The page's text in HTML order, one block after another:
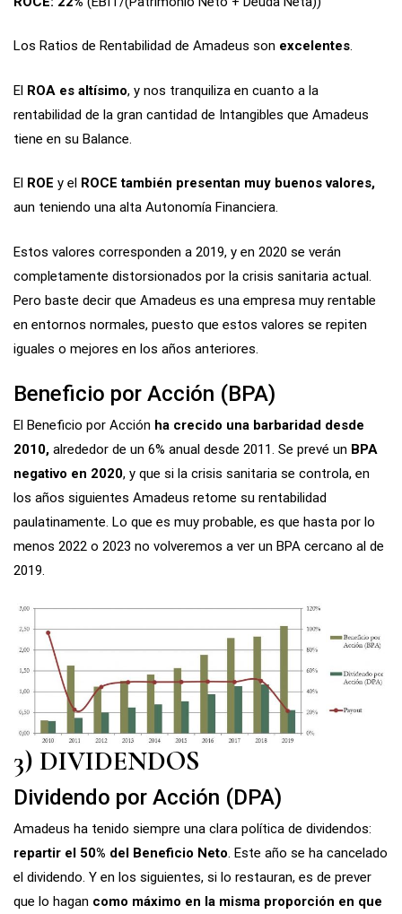
Los Ratios de Rentabilidad de Amadeus son excelentes.
El ROA es altísimo, y nos tranquiliza en cuanto a la
rentabilidad de la gran cantidad de Intangibles que Amadeus
tiene en su Balance.
El ROE y el ROCE también presentan muy buenos valores,
aun teniendo una alta Autonomía Financiera.
Estos valores corresponden a 2019, y en 2020 se verán
completamente distorsionados por la crisis sanitaria actual.
Pero baste decir que Amadeus es una empresa muy rentable
en entornos normales, puesto que estos valores se repiten
iguales o mejores en los años anteriores.
Beneficio por Acción (BPA)
El Beneficio por Acción ha crecido una barbaridad desde
2010, alrededor de un 6% anual desde 2011. Se prevé un BPA
negativo en 2020, y que si la crisis sanitaria se controla, en
los años siguientes Amadeus retome su rentabilidad
paulatinamente. Lo que es muy probable, es que hasta por lo
menos 2022 o 2023 no volveremos a ver un BPA cercano al de
2019.
3) DIVIDENDOS
Dividendo por Acción (DPA)
Amadeus ha tenido siempre una clara política de dividendos:
repartir el 50% del Beneficio Neto . Este año se ha cancelado
el dividendo. Y en los siguientes, si lo restauran, es de prever
que lo hagan como máximo en la misma proporción en que